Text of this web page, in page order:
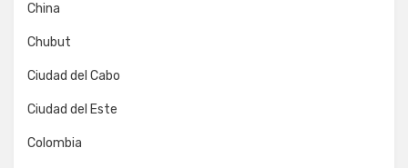
China
Chubut
Ciudad del Cabo
Ciudad del Este
Colombia